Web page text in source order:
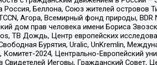
Россия, Беллона, Союз жителей островов
Агора, Всемирный фонд природы,
дом прав человека имени Бориса
ТВ Дождь, Центр европейских
Бурятия, Uralic, UnKremlin,
Комитет-2024, Центрально-Европейский
Свидетелей Иеговы, Гражданский Совет,